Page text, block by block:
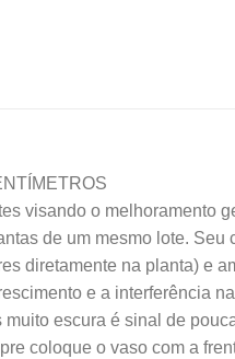
visando o melhoramento
de um mesmo lote.
diretamente na planta) e
e a interferência
escura é sinal de
coloque o vaso com a